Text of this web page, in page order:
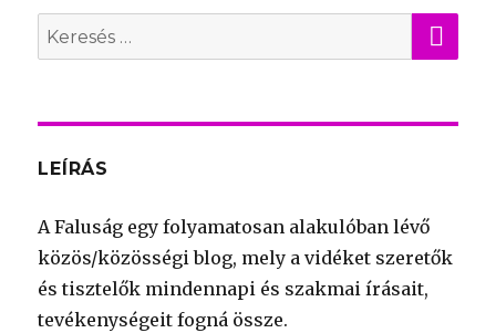
Search
for:
LEÍRÁS
A Faluság egy folyamatosan alakulóban lévő
közös/közösségi blog, mely a vidéket szeretők
és tisztelők mindennapi és szakmai írásait,
tevékenységeit fogná össze.